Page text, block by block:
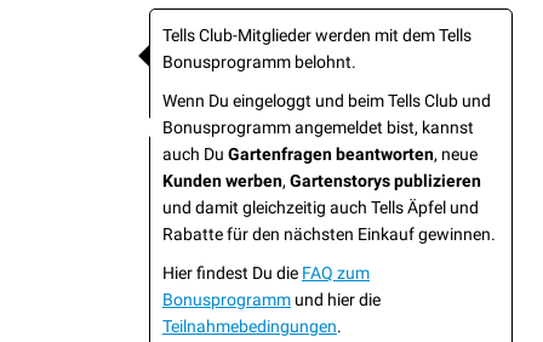
Tells Club-Mitglieder werden mit dem Tells
Bonusprogramm belohnt.
Wenn Du eingeloggt und beim Tells Club und
Bonusprogramm angemeldet bist, kannst
auch Du Gartenfragen beantworten, neue
Kunden werben, Gartenstorys publizieren
und damit gleichzeitig auch Tells Äpfel und
Rabatte für den nächsten Einkauf gewinnen.
Hier findest Du die FAQ zum
Bonusprogramm und hier die
Teilnahmebedingungen.